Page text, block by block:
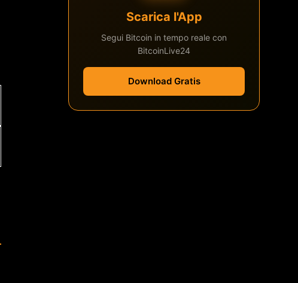
Scarica l'App
Segui Bitcoin in tempo reale con
BitcoinLive24
Download Gratis